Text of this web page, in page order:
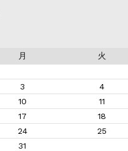
月 火
3 4
10 11
17 18
24 25
31